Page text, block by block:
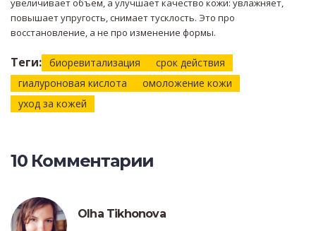
увеличивает объем, а улучшает качество кожи: увлажняет,
повышает упругость, снимает тусклость. Это про
восстановление, а не про изменение формы.
Теги: биоревитализация
срок действия
гиалуроновая кислота
омоложение кожи
уход за кожей
10 Комментарии
Olha Tikhonova